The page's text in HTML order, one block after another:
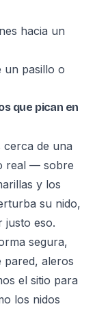
hacia un
un pasillo o
que pican en
cerca de una
real — sobre
y los
su nido,
justo eso.
segura,
pared, aleros
el sitio para
los nidos